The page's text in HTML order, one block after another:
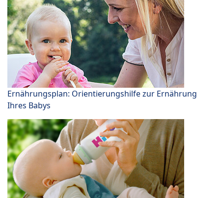
Ernährungsplan: Orientierungshilfe zur Ernährung
Ihres Babys